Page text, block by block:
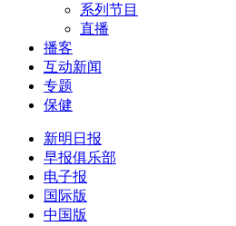
系列节目
直播
播客
互动新闻
专题
保健
新明日报
早报俱乐部
电子报
国际版
中国版